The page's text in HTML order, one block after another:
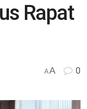
Rapat
AA 0